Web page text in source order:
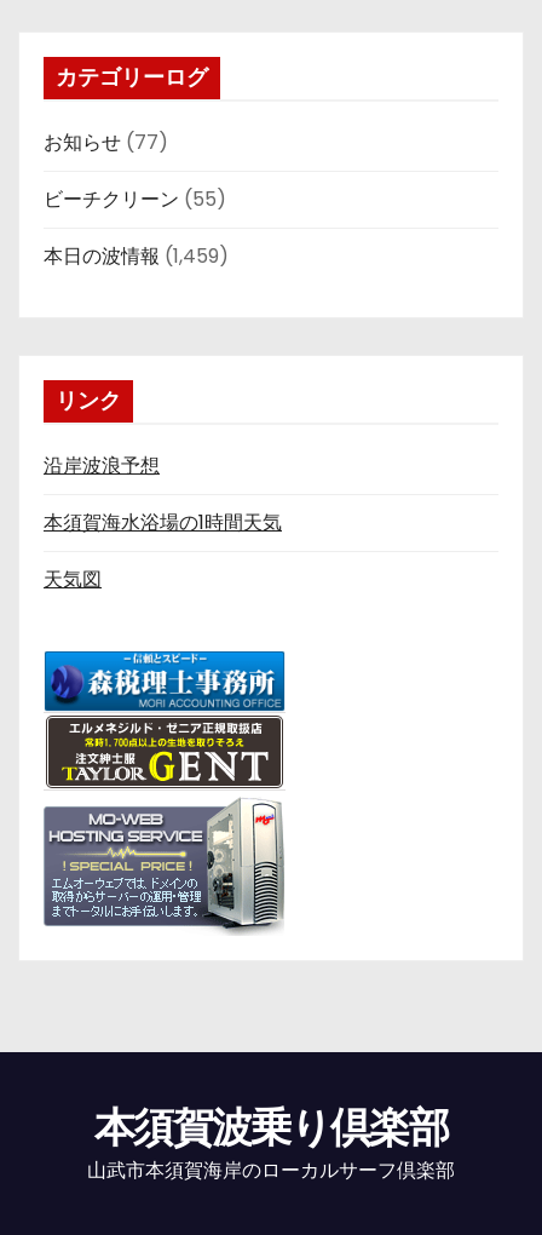
カテゴリーログ
お知らせ (77)
ビーチクリーン (55)
本日の波情報 (1,459)
リンク
沿岸波浪予想
本須賀海水浴場の1時間天気
天気図
本須賀波乗り倶楽部
山武市本須賀海岸のローカルサーフ倶楽部